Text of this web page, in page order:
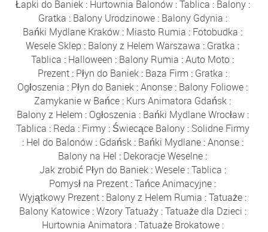
Łapki do Baniek: Hurtownia Balonów:Tablica : Balony:
Gratka : Balony Urodzinowe: Balony Gdynia :
Bańki Mydlane Kraków : Miasto Rumia : Fotobudka :
Wesele Sklep : Balony z Helem Warszawa : Gratka :
Tablica : Halloween : Balony Rumia :Auto Moto :
Prezent : Płyn do Baniek : Baza Firm : Gratka :
Ogłoszenia : Płyn do Baniek :Anonse : Balony Foliowe :
Zamykanie w Bańce : Kurs Animatora Gdańsk :
Balony z Helem : Ogłoszenia : Bańki Mydlane Wrocław:
Tablica : Reda : Firmy: Świecące Balony: Solidne Firmy
: Hel do Balonów: Gdańsk: Bańki Mydlane:Anonse:
Balony na Hel : Dekoracje Weselne :
Jak zrobić Płyn do Baniek:Wesele:Tablica :
Pomysł na Prezent :Tańce Animacyjne :
Wyjątkowy Prezent: Balony z Helem Rumia :Tatuaże:
Balony Katowice:Wzory Tatuaży:Tatuaże dla Dzieci :
Hurtownia Animatora :Tatuaże Brokatowe: